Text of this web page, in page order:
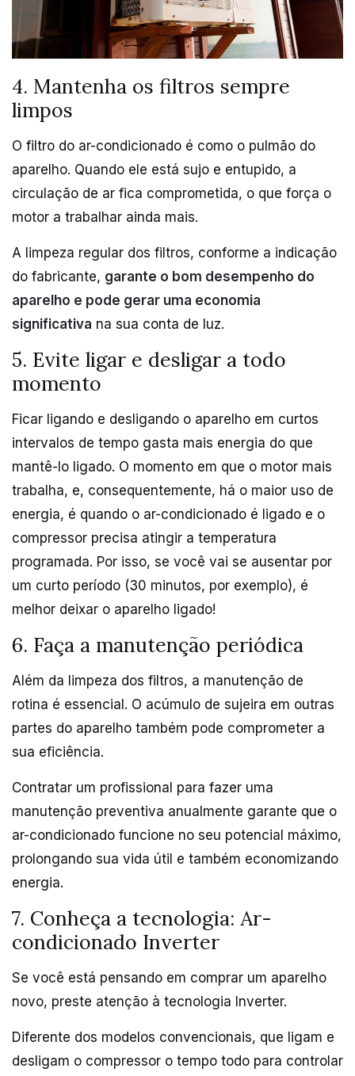
4. Mantenha os filtros sempre
limpos
O filtro do ar-condicionado é como o pulmão do
aparelho. Quando ele está sujo e entupido, a
circulação de ar fica comprometida, o que força o
motor a trabalhar ainda mais.
A limpeza regular dos filtros, conforme a indicação
do fabricante, garante o bom desempenho do
aparelho e pode gerar uma economia
significativa na sua conta de luz.
5. Evite ligar e desligar a todo
momento
Ficar ligando e desligando o aparelho em curtos
intervalos de tempo gasta mais energia do que
mantê-lo ligado. O momento em que o motor mais
trabalha, e, consequentemente, há o maior uso de
energia, é quando o ar-condicionado é ligado e o
compressor precisa atingir a temperatura
programada. Por isso, se você vai se ausentar por
um curto período (30 minutos, por exemplo), é
melhor deixar o aparelho ligado!
6. Faça a manutenção periódica
Além da limpeza dos filtros, a manutenção de
rotina é essencial. O acúmulo de sujeira em outras
partes do aparelho também pode comprometer a
sua eficiência.
Contratar um profissional para fazer uma
manutenção preventiva anualmente garante que o
ar-condicionado funcione no seu potencial máximo,
prolongando sua vida útil e também economizando
energia.
7. Conheça a tecnologia: Ar-
condicionado Inverter
Se você está pensando em comprar um aparelho
novo, preste atenção à tecnologia Inverter.
Diferente dos modelos convencionais, que ligam e
desligam o compressor o tempo todo para controlar